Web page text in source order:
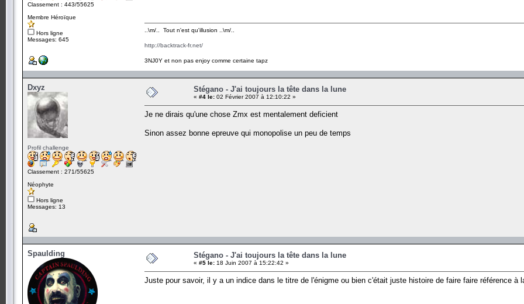
Classement : 443/55625
Membre Héroïque
Hors ligne
Messages: 645
..\m/.. Tout n'est qu'illusion ..\m/..
http://backtrack-fr.net/
3NJ0Y et non pas enjoy comme certaine tapz
Dxyz
Profil challenge
Classement : 271/55625
Néophyte
Hors ligne
Messages: 13
Stégano - J'ai toujours la tête dans la lune
« #4 le: 02 Février 2007 à 12:10:22 »
Je ne dirais qu'une chose Zmx est mentalement deficient
Sinon assez bonne epreuve qui monopolise un peu de temps
Spaulding Stégano - J'ai toujours la tête dans la lune
« #5 le: 18 Juin 2007 à 15:22:42 »
Juste pour savoir, il y a un indice dans le titre de l'énigme ou bien c'était juste histoire de faire faire référence à